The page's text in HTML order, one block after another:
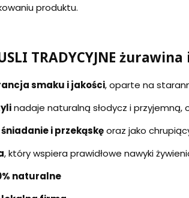
produktu.
TRADYCYJNE
smaku i jakości, oparte na
nadaje naturalną słodycz i przyjemną,
śniadanie i przekąskęoraz jako
, który wspiera prawidłowe nawyki
naturalne